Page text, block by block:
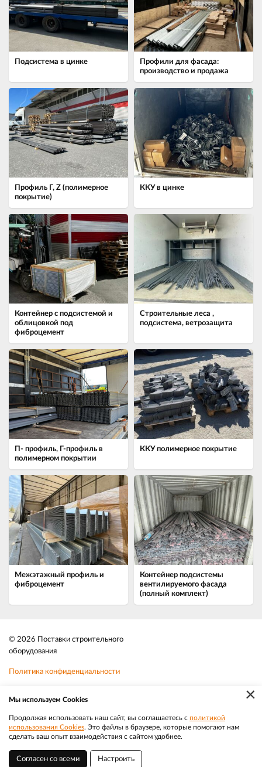
Подсистема в цинке
Профили для фасада:
производство и продажа
Профиль Г, Z (полимерное
покрытие)
ККУ в цинке
Контейнер с подсистемой и
облицовкой под
фиброцемент
Строительные леса ,
подсистема, ветрозащита
П- профиль, Г-профиль в
полимерном покрытии
ККУ полимерное покрытие
Межэтажный профиль и
фиброцемент
Контейнер подсистемы
вентилируемого фасада
(полный комплект)
© 2026 Поставки строительного
оборудования
Политика конфиденциальности
Телефон:8-800-350-3032
Электронная почта:sale@efacade.ru Разработка|Веб-аналитика
×
Мы используем Cookies
Продолжая использовать наш сайт, вы соглашаетесь с политикой
использования Cookies. Это файлы в браузере, которые помогают нам
сделать ваш опыт взаимодействия с сайтом удобнее.
Согласен со всеми Настроить